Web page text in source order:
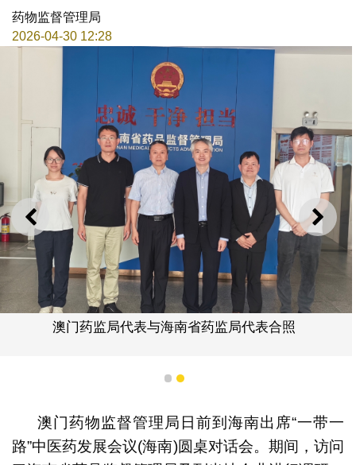
药物监督管理局
2026-04-30 12:28
上一则 下一
澳门药监局代表与海南省药监局代表合照
1 2
澳门药物监督管理局日前到海南出席“一带一
路”中医药发展会议(海南)圆桌对话会。期间，访问